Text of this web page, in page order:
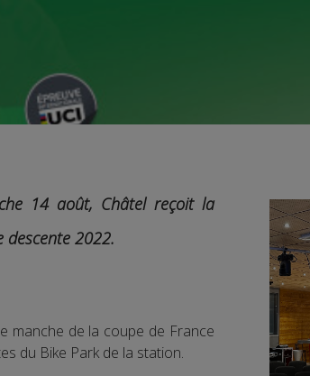
14 août, Châtel reçoit la
descente 2022.
manche de la coupe de France
du Bike Park de la station.